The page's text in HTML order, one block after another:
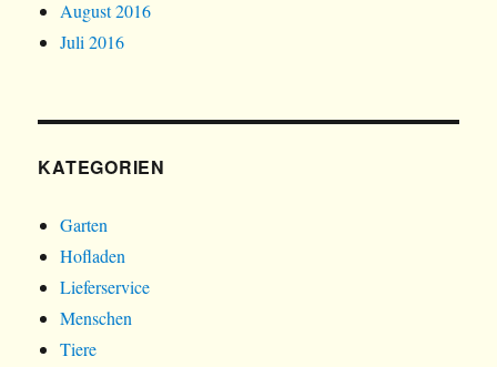
August 2016
Juli 2016
KATEGORIEN
Garten
Hofladen
Lieferservice
Menschen
Tiere